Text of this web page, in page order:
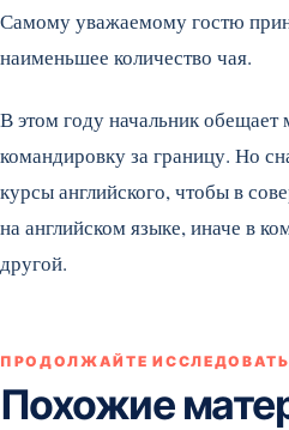
Самому уважаемому гостю
наименьшее количество чая.
В этом году начальник обещает
командировку за границу. Но
курсы английского, чтобы в
на английском языке, иначе в
другой.
ПРОДОЛЖАЙТЕ ИССЛЕДОВАТЬ
Похожие